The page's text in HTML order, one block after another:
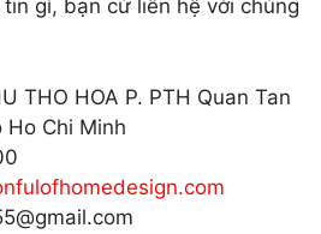
gì, bạn cứ liên hệ với chúng
THO HOA P. PTH Quan Tan
Ho Chi Minh